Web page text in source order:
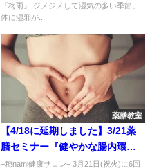
『梅雨』 ジメジメして湿気の多い季節。
体に湿邪が...
薬膳教室
【4/18に延期しました】3/21薬
膳セミナー『健やかな腸内環境
のつくり方』
−穂nami健康サロン− 3月21日(祝火)に6回